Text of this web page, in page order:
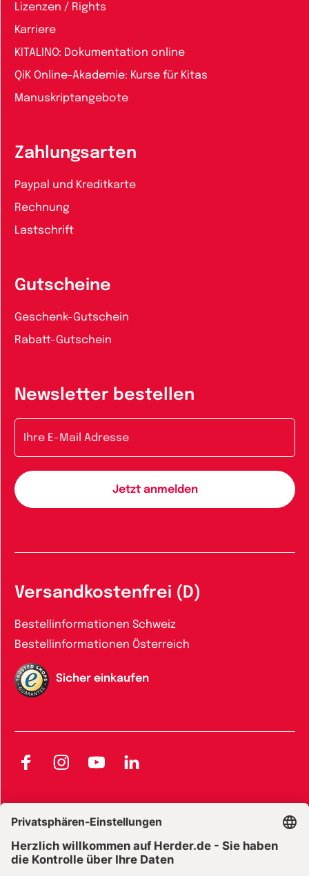
Lizenzen / Rights
Karriere
KITALINO: Dokumentation online
QiK Online-Akademie: Kurse für Kitas
Manuskriptangebote
Zahlungsarten
Paypal und Kreditkarte
Rechnung
Lastschrift
Gutscheine
Geschenk-Gutschein
Rabatt-Gutschein
Newsletter bestellen
Versandkostenfrei (D)
Bestellinformationen Schweiz
Bestellinformationen Österreich
Sicher einkaufen
FacebookInstagramYouTubeLinkedIn
Widerrufsbelehrung E-Books
Widerrufsbelehrung Zeitschriften Datenschutz
Datenschutz Social Media Barrierefreiheit